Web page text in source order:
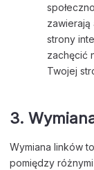
zawierają
strony
zachęcić
Twojej
3.
Wymiana linków
pomiędzy